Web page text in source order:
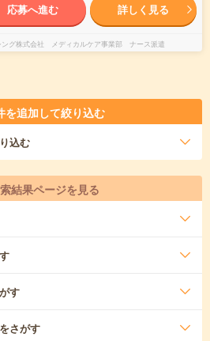
応募へ進む 詳しく見る
ング株式会社 メディカルケア事業部 ナース派遣
を追加して絞り込む
込む
結果ページを見る
す
さがす